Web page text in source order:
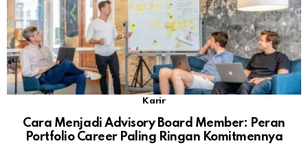
Karir
Cara Menjadi Advisory Board Member: Peran
Portfolio Career Paling Ringan Komitmennya